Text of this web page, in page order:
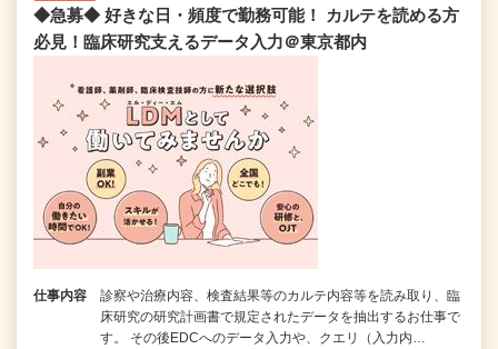
◆急募◆ 好きな日・頻度で勤務可能！ カルテを読める方
必見！臨床研究支えるデータ入力＠東京都内
仕事内容
診察や治療内容、検査結果等のカルテ内容等を読み取り、臨
床研究の研究計画書で規定されたデータを抽出するお仕事で
す。 その後EDCへのデータ入力や、クエリ（入力内…